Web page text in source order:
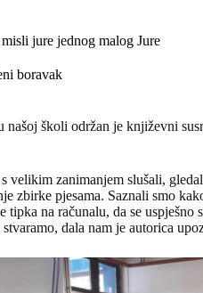
jure jednog malog Jure
boravak
našoj školi održan je književni
velikim zanimanjem slušali,
zbirke pjesama. Saznali smo
tipka na računalu, da se
dala nam je autorica